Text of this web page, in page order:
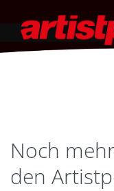
Noch
den